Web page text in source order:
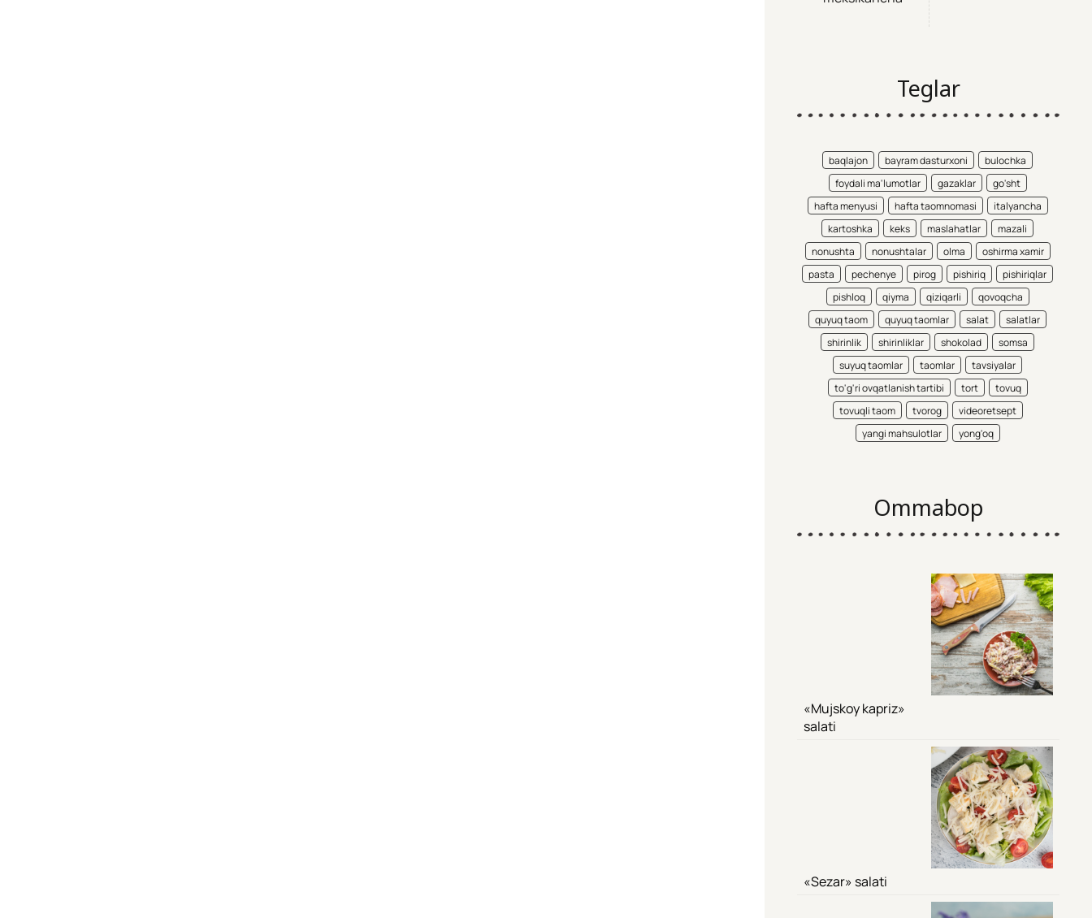
Teglar
baqlajon bayram dasturxoni
bulochka
foydali ma'lumotlar
gazaklar
go'sht
hafta menyusi
hafta taomnomasi
italyancha
kartoshka
keks maslahatlar
mazali
nonushta
nonushtalar olma
oshirma xamir
pasta
pechenye pirog pishiriq
pishiriqlar
pishloq
qiyma qiziqarli
qovoqcha
quyuq taom
quyuq taomlar salat
salatlar
shirinlik
shirinliklar shokolad
somsa
suyuq taomlar
taomlar
tavsiyalar
to'g'ri ovqatlanish tartibi
tort
tovuq
tovuqli taom
tvorog
videoretsept
yangi mahsulotlar
yong'oq
Ommabop
«Mujskoy kapriz»
salati
«Sezar» salati